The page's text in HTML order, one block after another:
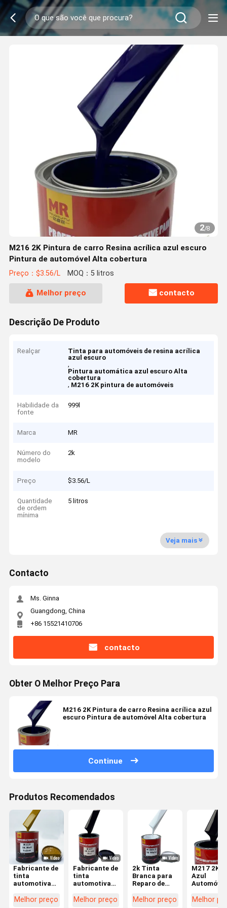
2/8
M216 2K Pintura de carro Resina acrílica azul escuro
Pintura de automóvel Alta cobertura
Preço：$3.56/L MOQ：5 litros
Melhor preço contacto
Descrição De Produto
Realçar
Tinta para automóveis de resina acrílica
azul escuro
,
Pintura automática azul escuro Alta
cobertura
, M216 2K pintura de automóveis
Habilidade da
fonte
999l
Marca MR
Número do
modelo
2k
Preço $3.56/L
Quantidade
de ordem
mínima
5 litros
Veja mais
Contacto
Ms. Ginna
Guangdong, China
+86 15521410706
contacto
Obter O Melhor Preço Para
M216 2K Pintura de carro Resina acrílica azul
escuro Pintura de automóvel Alta cobertura
Continue
Produtos Recomendados
Fabricante de
tinta
automotiva
2K de boa
Melhor preço
Fabricante de
tinta
automotiva
qualidade,
Melhor preço
2k Tinta
Branca para
Reparo de
Automotiva
Melhor preço
M217 2K
Azul
Automóvel
Vermelho
Melhor